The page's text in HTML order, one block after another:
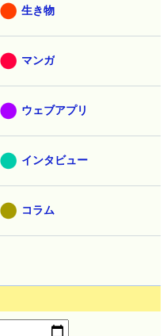
生き物
マンガ
ウェブアプリ
インタビュー
コラム